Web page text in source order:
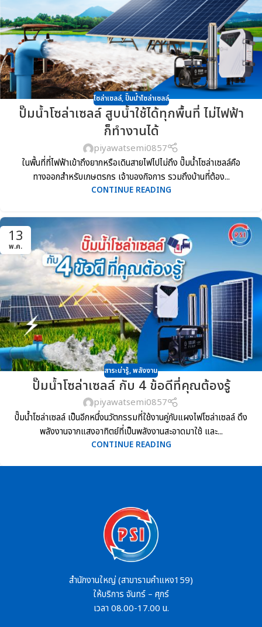
โซล่าเซลล์,ปั๊มน้ำโซล่าเซลล์
ปั๊มน้ำโซล่าเซลล์ สูบน้ำใช้ได้ทุกพื้นที่ ไม่ไฟฟ้า
ก็ทำงานได้
piyawatsemi0857
ในพื้นที่ที่ไฟฟ้าเข้าถึงยากหรือเดินสายไฟไปไม่ถึง ปั๊มน้ำโซล่าเซลล์คือ
ทางออกสำหรับเกษตรกร เจ้าของกิจการ รวมถึงบ้านที่ต้อง...
CONTINUE READING
13
พ.ค.
สาระน่ารู้,พลังงาน
ปั๊มน้ำโซล่าเซลล์ กับ 4 ข้อดีที่คุณต้องรู้
piyawatsemi0857
ปั๊มน้ำโซล่าเซลล์ เป็นอีกหนึ่งนวัตกรรมที่ใช้งานคู่กับแผงไฟโซล่าเซลล์ ดึง
พลังงานจากแสงอาทิตย์ที่เป็นพลังงานสะอาดมาใช้ และ...
CONTINUE READING
สำนักงานใหญ่ (สาขารามคำแหง159)
ให้บริการ จันทร์ – ศุกร์
เวลา 08.00-17.00 น.